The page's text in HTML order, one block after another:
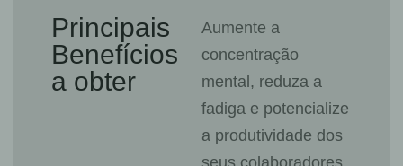
Principais
Benefícios
a obter
Aumente a
concentração
mental, reduza a
fadiga e potencialize
a produtividade dos